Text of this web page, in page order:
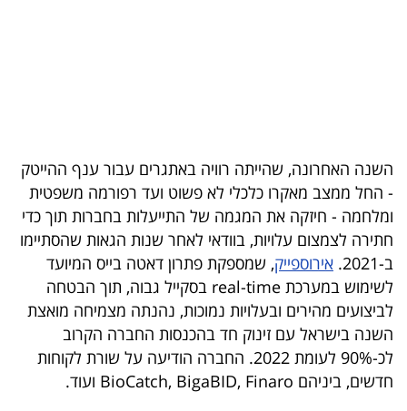
הכלכלי
פודקאסט
40
UNDER
40
שיתופי
השנה האחרונה, שהייתה רוויה באתגרים עבור ענף ההייטק
- החל ממצב מאקרו כלכלי לא פשוט ועד רפורמה משפטית
ומלחמה - חיזקה את המגמה של התייעלות בחברות תוך כדי
חתירה לצמצום עלויות, בוודאי לאחר שנות הגאות שהסתיימו
ב-2021.
אירוספייק, שמספקת פתרון דאטה בייס המיועד
לשימוש במערכת real-time בסקייל גבוה, תוך הבטחה
לביצועים מהירים ובעלויות נמוכות, נהנתה מצמיחה מואצת
השנה בישראל עם זינוק חד בהכנסות החברה הקרוב
לכ-90% לעומת 2022. החברה הודיעה על שורת לקוחות
חדשים, ביניהם BioCatch, BigaBID, Finaro ועוד.